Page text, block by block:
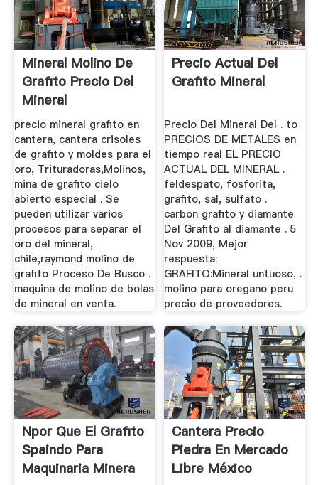
Mineral Molino De
Grafito Precio Del
Mineral
precio mineral grafito en
cantera, cantera crisoles
de grafito y moldes para el
oro, Trituradoras,Molinos,
mina de grafito cielo
abierto especial . Se
pueden utilizar varios
procesos para separar el
oro del mineral,
chile,raymond molino de
grafito Proceso De Busco .
maquina de molino de bolas
de mineral en venta.
Precio Actual Del
Grafito Mineral
Precio Del Mineral Del . to
PRECIOS DE METALES en
tiempo real EL PRECIO
ACTUAL DEL MINERAL .
feldespato, fosforita,
grafito, sal, sulfato .
carbon grafito y diamante
Del Grafito al diamante . 5
Nov 2009, Mejor
respuesta:
GRAFITO:Mineral untuoso, .
molino para oregano peru
precio de proveedores.
Npor Que El Grafito
Spaindo Para
Maquinaria Minera
Cantera Precio
Piedra En Mercado
Libre México